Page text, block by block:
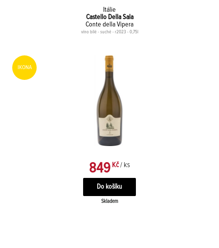
Itálie
Castello Della Sala
Conte della Vipera
víno bílé - suché - r2023 - 0,75l
IKONA
849 Kč / ks
Skladem